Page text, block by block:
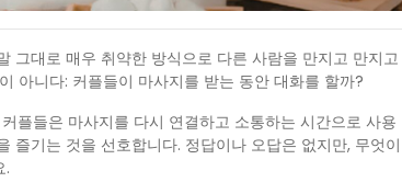
그대로 매우 취약한 방식으로 다른 사람을 만지고 만지고
아니다: 커플들이 마사지를 받는 동안 대화를 할까?
플들은 마사지를 다시 연결하고 소통하는 시간으로 사용
즐기는 것을 선호합니다. 정답이나 오답은 없지만, 무엇이
.